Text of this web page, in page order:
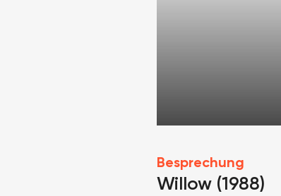
Besprechung
Willow (1988)